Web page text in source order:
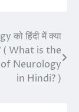
को हिंदी में क्या
( What is the
Neurology
in Hindi? )